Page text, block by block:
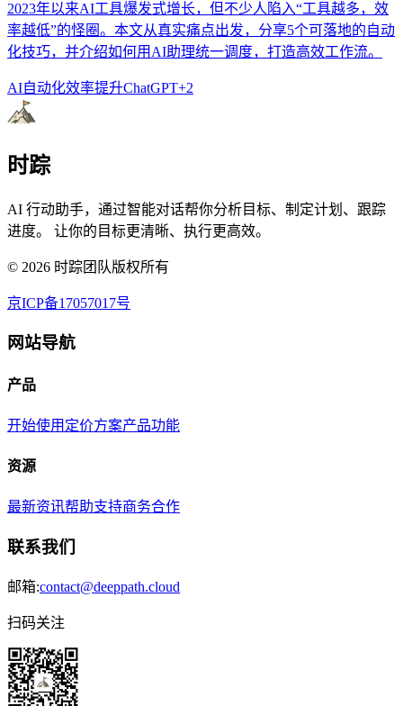
2023年以来AI工具爆发式增长，但不少人陷入“工具越多，效
率越低”的怪圈。本文从真实痛点出发，分享5个可落地的自动
化技巧，并介绍如何用AI助理统一调度，打造高效工作流。
AI自动化效率提升ChatGPT+2
时踪
AI 行动助手，通过智能对话帮你分析目标、制定计划、跟踪
进度。 让你的目标更清晰、执行更高效。
© 2026 时踪团队版权所有
京ICP备17057017号
网站导航
产品
开始使用 定价方案产品功能
资源
最新资讯帮助支持商务合作
联系我们
邮箱:contact@deeppath.cloud
扫码关注